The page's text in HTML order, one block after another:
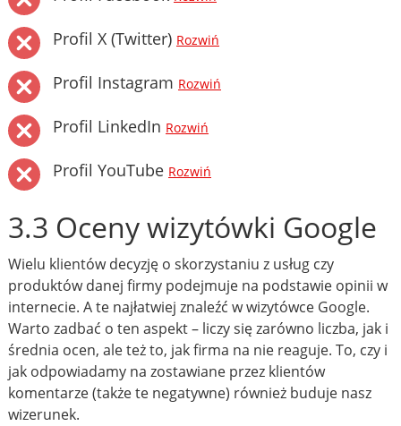
Profil X (Twitter) Rozwiń
Profil Instagram Rozwiń
Profil LinkedIn Rozwiń
Profil YouTube Rozwiń
3.3 Oceny wizytówki Google
Wielu klientów decyzję o skorzystaniu z usług czy
produktów danej firmy podejmuje na podstawie opinii w
internecie. A te najłatwiej znaleźć w wizytówce Google.
Warto zadbać o ten aspekt – liczy się zarówno liczba, jak i
średnia ocen, ale też to, jak firma na nie reaguje. To, czy i
jak odpowiadamy na zostawiane przez klientów
komentarze (także te negatywne) również buduje nasz
wizerunek.